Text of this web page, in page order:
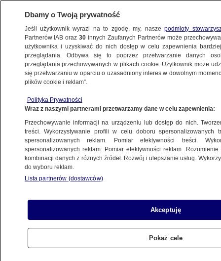
TRÓJMIASTO
nagrali film. Policja ustaliła, kim są. Sprawą
zajął się sąd
23.04.2023, 15:21
Udostępnij
Dbamy o Twoją prywatność
Jeśli użytkownik wyrazi na to zgodę, my, naszepodmioty
Partnerów IAB oraz30 innych Zaufanych Partnerów może
użytkownika i uzyskiwać do nich dostęp w celu zapewnienia
przeglądania. Odbywa się to poprzez przetwarzanie danych
przeglądania przechowywanych w plikach cookie. Użytkownik może
się przetwarzaniu w oparciu o uzasadniony interes w dowolnym
plików cookie i reklam”.
Polityka Prywatności
Wraz z naszymi partnerami przetwarzamy dane w celu zapewnienia:
Przechowywanie informacji na urządzeniu lub dostęp do nich.
treści. Wykorzystywanie profili w celu doboru spersonalizowanych
spersonalizowanych reklam. Pomiar efektywności treści.
spersonalizowanych reklam. Pomiar efektywności reklam.
kombinacji danych z różnych źródeł. Rozwój i ulepszanie usług.
do wyboru reklam.
Lista partnerów (dostawców)
Akceptuję
Pokaż cele